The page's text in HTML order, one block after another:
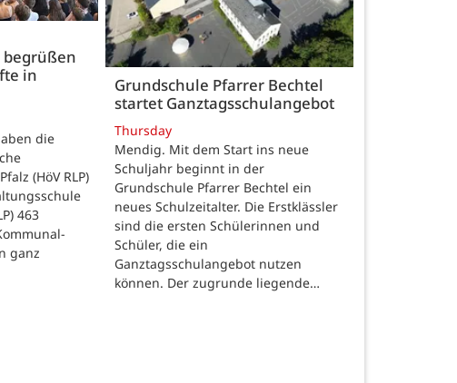
in
die
(HöV RLP)
463
ganz
Grundschule Pfarrer Bechtel
startet Ganztagsschulangebot
Thursday
Mendig. Mit dem Start ins neue
Schuljahr beginnt in der
Grundschule Pfarrer Bechtel ein
neues Schulzeitalter. Die Erstklässler
sind die ersten Schülerinnen und
Schüler, die ein
Ganztagsschulangebot nutzen
können. Der zugrunde liegende…